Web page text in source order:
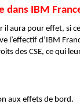
IBM
il aura pour effet, si
l’effectif d’IBM
des CSE, ce qui
aux effets de bord.